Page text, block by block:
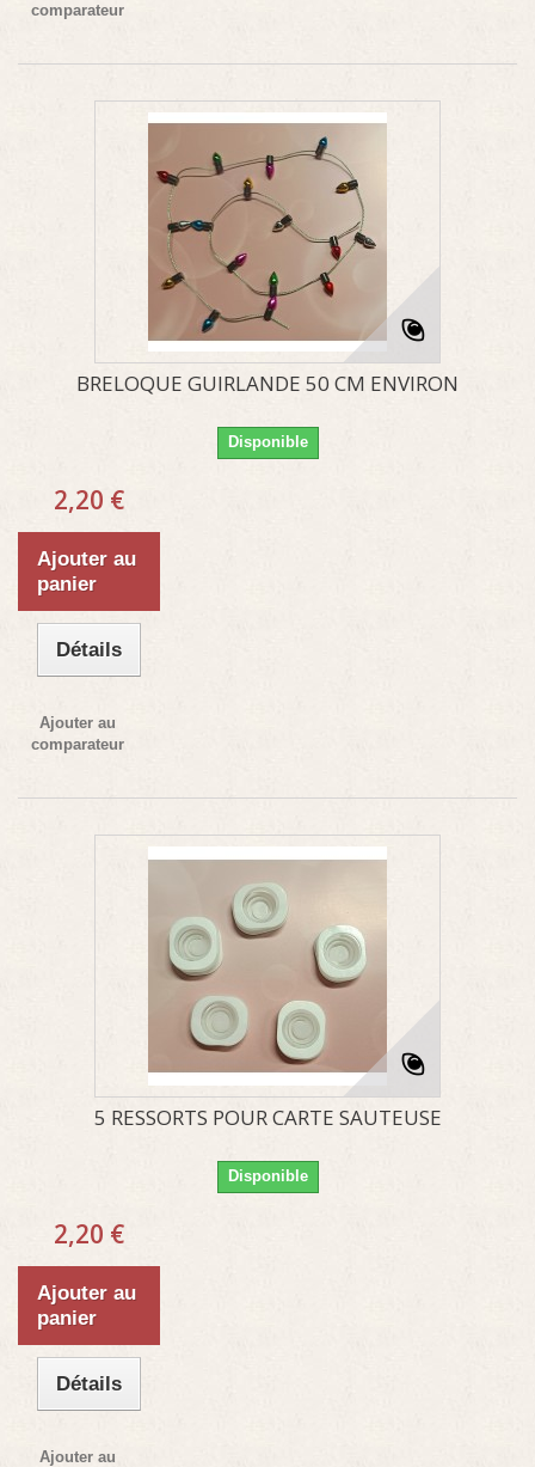
comparateur
BRELOQUE GUIRLANDE 50 CM ENVIRON
Disponible
2,20 €
Ajouter au
panier
Détails
Ajouter au
comparateur
5 RESSORTS POUR CARTE SAUTEUSE
Disponible
2,20 €
Ajouter au
panier
Détails
Ajouter au